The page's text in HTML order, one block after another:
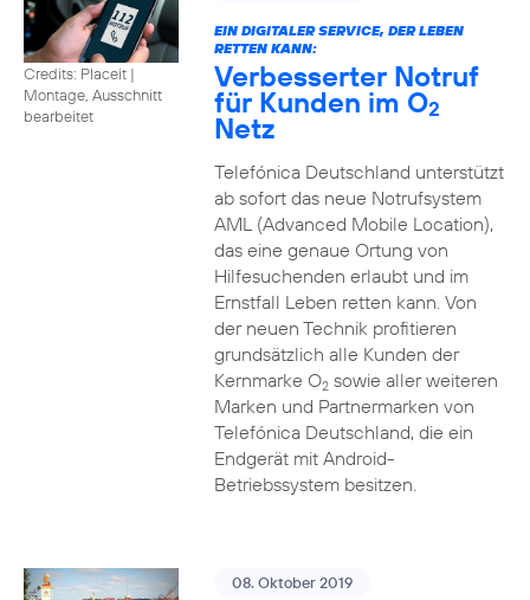
Credits: Placeit |
Montage, Ausschnitt
bearbeitet
EIN DIGITALER SERVICE, DER LEBEN
RETTEN KANN:
Verbesserter Notruf
für Kunden im O2
Netz
Telefónica Deutschland unterstützt
ab sofort das neue Notrufsystem
AML (Advanced Mobile Location),
das eine genaue Ortung von
Hilfesuchenden erlaubt und im
Ernstfall Leben retten kann. Von
der neuen Technik profitieren
grundsätzlich alle Kunden der
Kernmarke O2sowie aller weiteren
Marken und Partnermarken von
Telefónica Deutschland, die ein
Endgerät mit Android-
Betriebssystem besitzen.
08. Oktober 2019